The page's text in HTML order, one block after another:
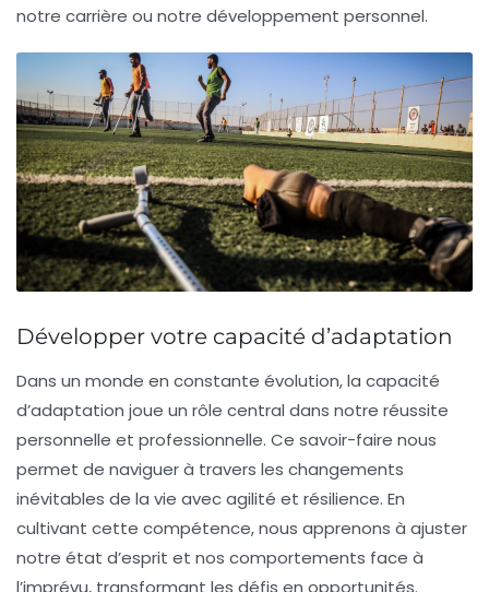
notre carrière ou notre développement personnel.
Développer votre capacité d’adaptation
Dans un monde en constante évolution, la capacité
d’adaptation joue un rôle central dans notre réussite
personnelle et professionnelle. Ce savoir-faire nous
permet de naviguer à travers les changements
inévitables de la vie avec agilité et résilience. En
cultivant cette compétence, nous apprenons à ajuster
notre état d’esprit et nos comportements face à
l’imprévu, transformant les défis en opportunités.